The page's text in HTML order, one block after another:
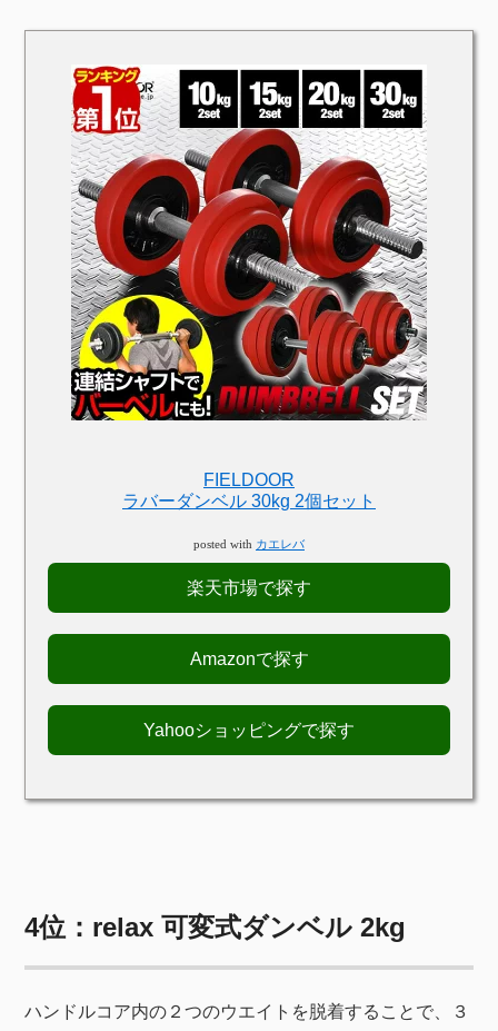
FIELDOOR
ラバーダンベル 30kg 2個セット
posted with カエレバ
楽天市場で探す
Amazonで探す
Yahooショッピングで探す
4位：relax 可変式ダンベル 2kg
ハンドルコア内の２つのウエイトを脱着することで、３